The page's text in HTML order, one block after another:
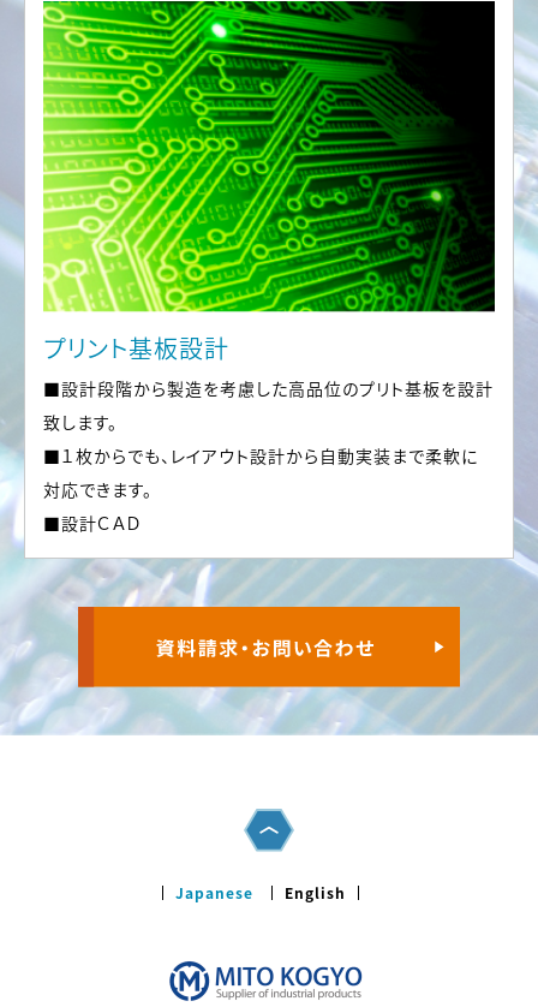
プリント基板設計
■設計段階から製造を考慮した高品位のプリト基板を設計
致します。
■１枚からでも、レイアウト設計から自動実装まで柔軟に
対応できます。
■設計ＣＡＤ
Japanese English